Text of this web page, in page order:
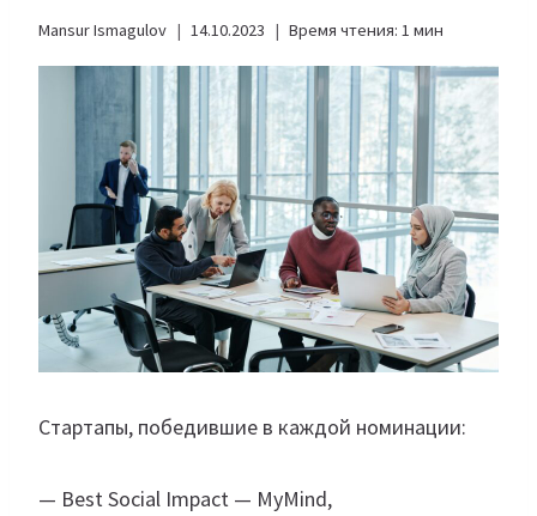
Mansur Ismagulov 14.10.2023 Время чтения: 1 мин
Стартапы, победившие в каждой номинации:
— Best Social Impact — MyMind,